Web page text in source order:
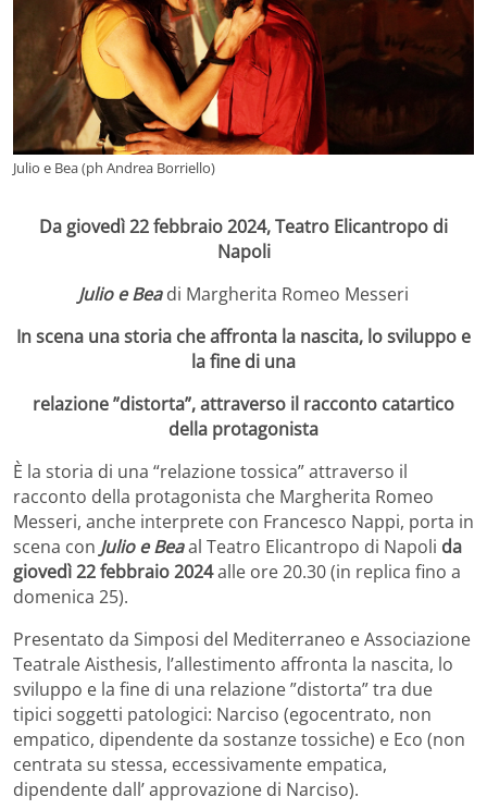
Julio e Bea (ph Andrea Borriello)
Da giovedì 22 febbraio 2024, Teatro Elicantropo di
Napoli
Julio e Beadi Margherita Romeo Messeri
In scena una storia che affronta la nascita, lo sviluppo e
la fine di una
relazione ”distorta”, attraverso il racconto catartico
della protagonista
È la storia di una “relazione tossica” attraverso il
racconto della protagonista che Margherita Romeo
Messeri, anche interprete con Francesco Nappi, porta in
scena con Julio e Beaal Teatro Elicantropo di Napoli da
giovedì 22 febbraio 2024alle ore 20.30 (in replica fino a
domenica 25).
Presentato da Simposi del Mediterraneo e Associazione
Teatrale Aisthesis, l’allestimento affronta la nascita, lo
sviluppo e la fine di una relazione ”distorta” tra due
tipici soggetti patologici: Narciso (egocentrato, non
empatico, dipendente da sostanze tossiche) e Eco (non
centrata su stessa, eccessivamente empatica,
dipendente dall’ approvazione di Narciso).